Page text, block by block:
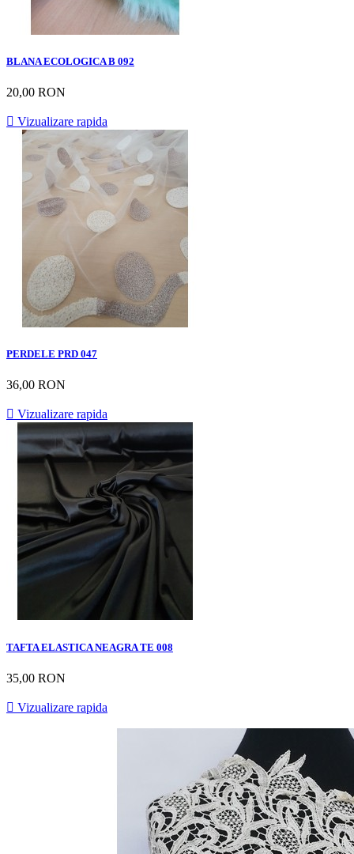
BLANA ECOLOGICA B 092
20,00 RON
 Vizualizare rapida
PERDELE PRD 047
36,00 RON
 Vizualizare rapida
TAFTA ELASTICA NEAGRA TE 008
35,00 RON
 Vizualizare rapida